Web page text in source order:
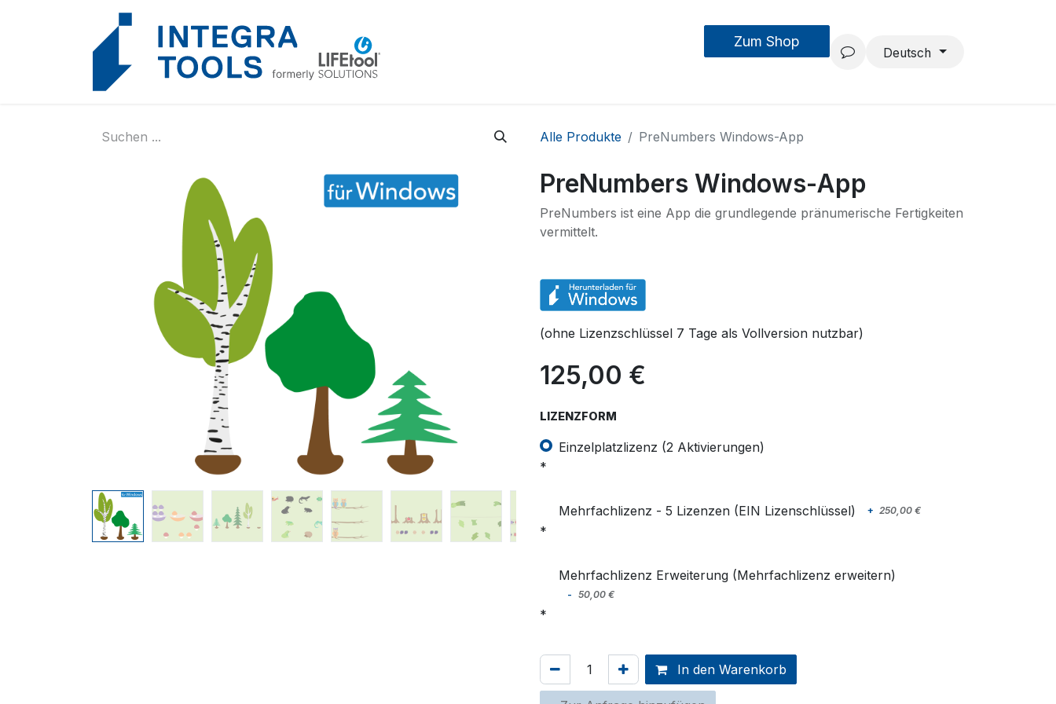
IntegraMouseAIR Forschung & Entwicklung
Zum Shop
Deutsch
Alle Produkte PreNumbers Windows-App
PreNumbers Windows-App
PreNumbers ist eine App die grundlegende pränumerische Fertigkeiten
vermittelt.
(ohne Lizenzschlüssel 7 Tage als Vollversion nutzbar)
125,00 €
LIZENZFORM
Einzelplatzlizenz (2 Aktivierungen)
Mehrfachlizenz - 5 Lizenzen (EIN Lizenschlüssel) + 250,00 €
Mehrfachlizenz Erweiterung (Mehrfachlizenz erweitern)
- 50,00 €
In den Warenkorb
Cookie-Einstellungen